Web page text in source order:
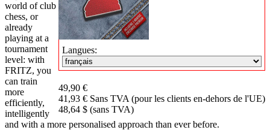
Langues:
49,90 €
41,93 € Sans TVA (pour les clients en-dehors de l'UE)
48,64 $ (sans TVA)
world of club
chess, or
already
playing at a
tournament
level: with
FRITZ, you
can train
more
efficiently,
intelligently
and with a more personalised approach than ever before.